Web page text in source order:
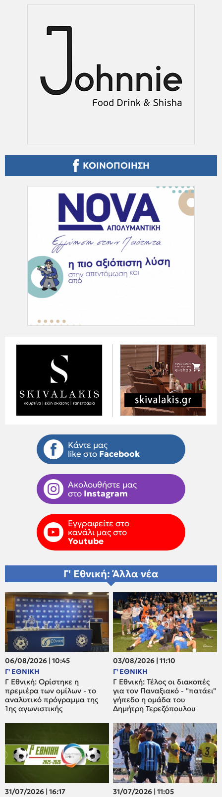
ΚΟΙΝΟΠΟΙΗΣΗ
Κάντε μας
like στο Facebook
Ακολουθήστε μας
στο Instagram
Εγγραφείτε στο
κανάλι μας στο
Youtube
Γ' Εθνική: Άλλα νέα
06/08/2026 | 10:45
Γ' ΕΘΝΙΚΗ
Γ Εθνική: Ορίστηκε η
πρεμιέρα των ομίλων - το
αναλυτικό πρόγραμμα της
1ης αγωνιστικής
03/08/2026 | 11:10
Γ' ΕΘΝΙΚΗ
Γ Εθνική: Τέλος οι διακοπές
για τον Παναξιακό - "πατάει"
γήπεδο η ομάδα του
Δημήτρη Τερεζόπουλου
31/07/2026 | 16:17
31/07/2026 | 11:05